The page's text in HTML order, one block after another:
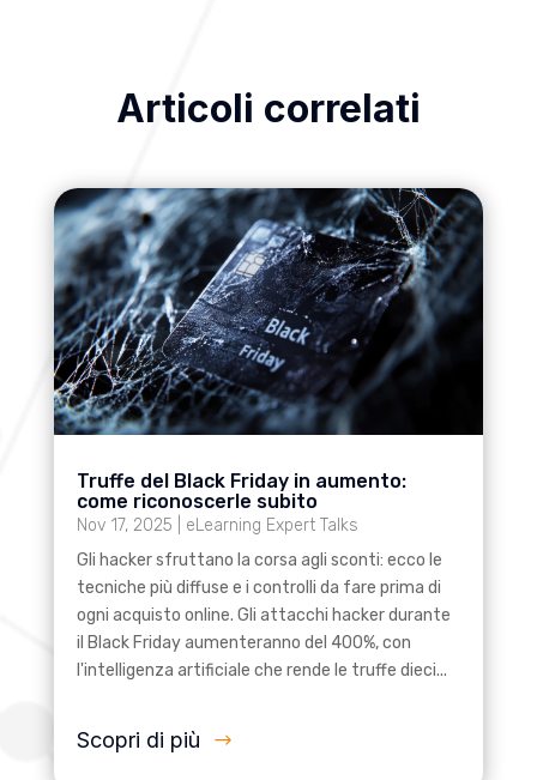
Articoli correlati
Truffe del Black Friday in aumento:
come riconoscerle subito
Nov 17, 2025
eLearning Expert Talks
Gli hacker sfruttano la corsa agli sconti: ecco le
tecniche più diffuse e i controlli da fare prima di
ogni acquisto online. Gli attacchi hacker durante
il Black Friday aumenteranno del 400%, con
l'intelligenza artificiale che rende le truffe dieci...
Scopri di più